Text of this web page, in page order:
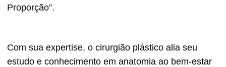
Proporção”.
Com sua expertise, o cirurgião plástico alia seu
estudo e conhecimento em anatomia ao bem-estar